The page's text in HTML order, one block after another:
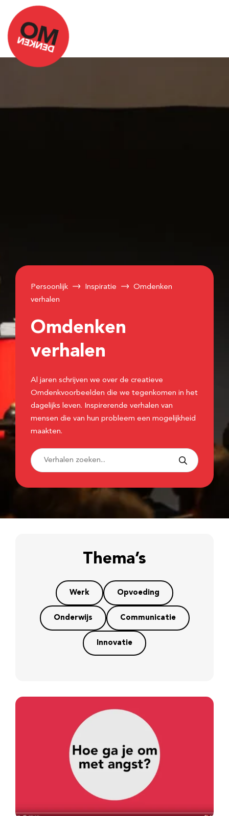
Persoonlijk Inspiratie
Omdenken
verhalen
Omdenken
verhalen
Al jaren schrijven we over de creatieve
Omdenkvoorbeelden die we tegenkomen in het
dagelijks leven. Inspirerende verhalen van
mensen die van hun probleem een mogelijkheid
maakten.
Thema’s
Werk Opvoeding
Onderwijs Communicatie
Innovatie